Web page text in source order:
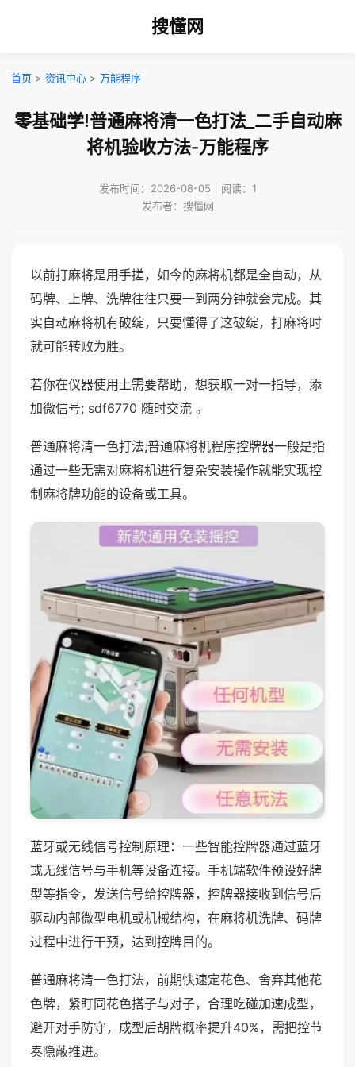
搜懂网
首页 > 资讯中心 > 万能程序
零基础学!普通麻将清一色打法_二手自动麻
将机验收方法-万能程序
发布时间：2026-08-05｜阅读：1
发布者：搜懂网
以前打麻将是用手搓，如今的麻将机都是全自动，从
码牌、上牌、洗牌往往只要一到两分钟就会完成。其
实自动麻将机有破绽，只要懂得了这破绽，打麻将时
就可能转败为胜。
若你在仪器使用上需要帮助，想获取一对一指导，添
加微信号; sdf6770 随时交流 。
普通麻将清一色打法;普通麻将机程序控牌器一般是指
通过一些无需对麻将机进行复杂安装操作就能实现控
制麻将牌功能的设备或工具。
蓝牙或无线信号控制原理：一些智能控牌器通过蓝牙
或无线信号与手机等设备连接。手机端软件预设好牌
型等指令，发送信号给控牌器，控牌器接收到信号后
驱动内部微型电机或机械结构，在麻将机洗牌、码牌
过程中进行干预，达到控牌目的。
普通麻将清一色打法，前期快速定花色、舍弃其他花
色牌，紧盯同花色搭子与对子，合理吃碰加速成型，
避开对手防守，成型后胡牌概率提升40%，需把控节
奏隐蔽推进。